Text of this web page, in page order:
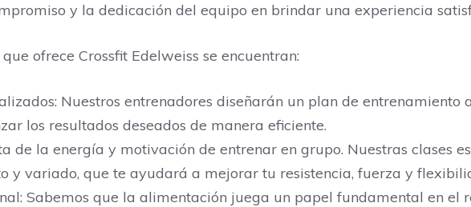
y la dedicación del equipo en brindar una experiencia
ofrece Crossfit Edelweiss se encuentran:
Nuestros entrenadores diseñarán un plan de entrenamiento
los resultados deseados de manera eficiente.
de la energía y motivación de entrenar en grupo. Nuestras clases
y variado, que te ayudará a mejorar tu resistencia, fuerza y
Sabemos que la alimentación juega un papel fundamental en el